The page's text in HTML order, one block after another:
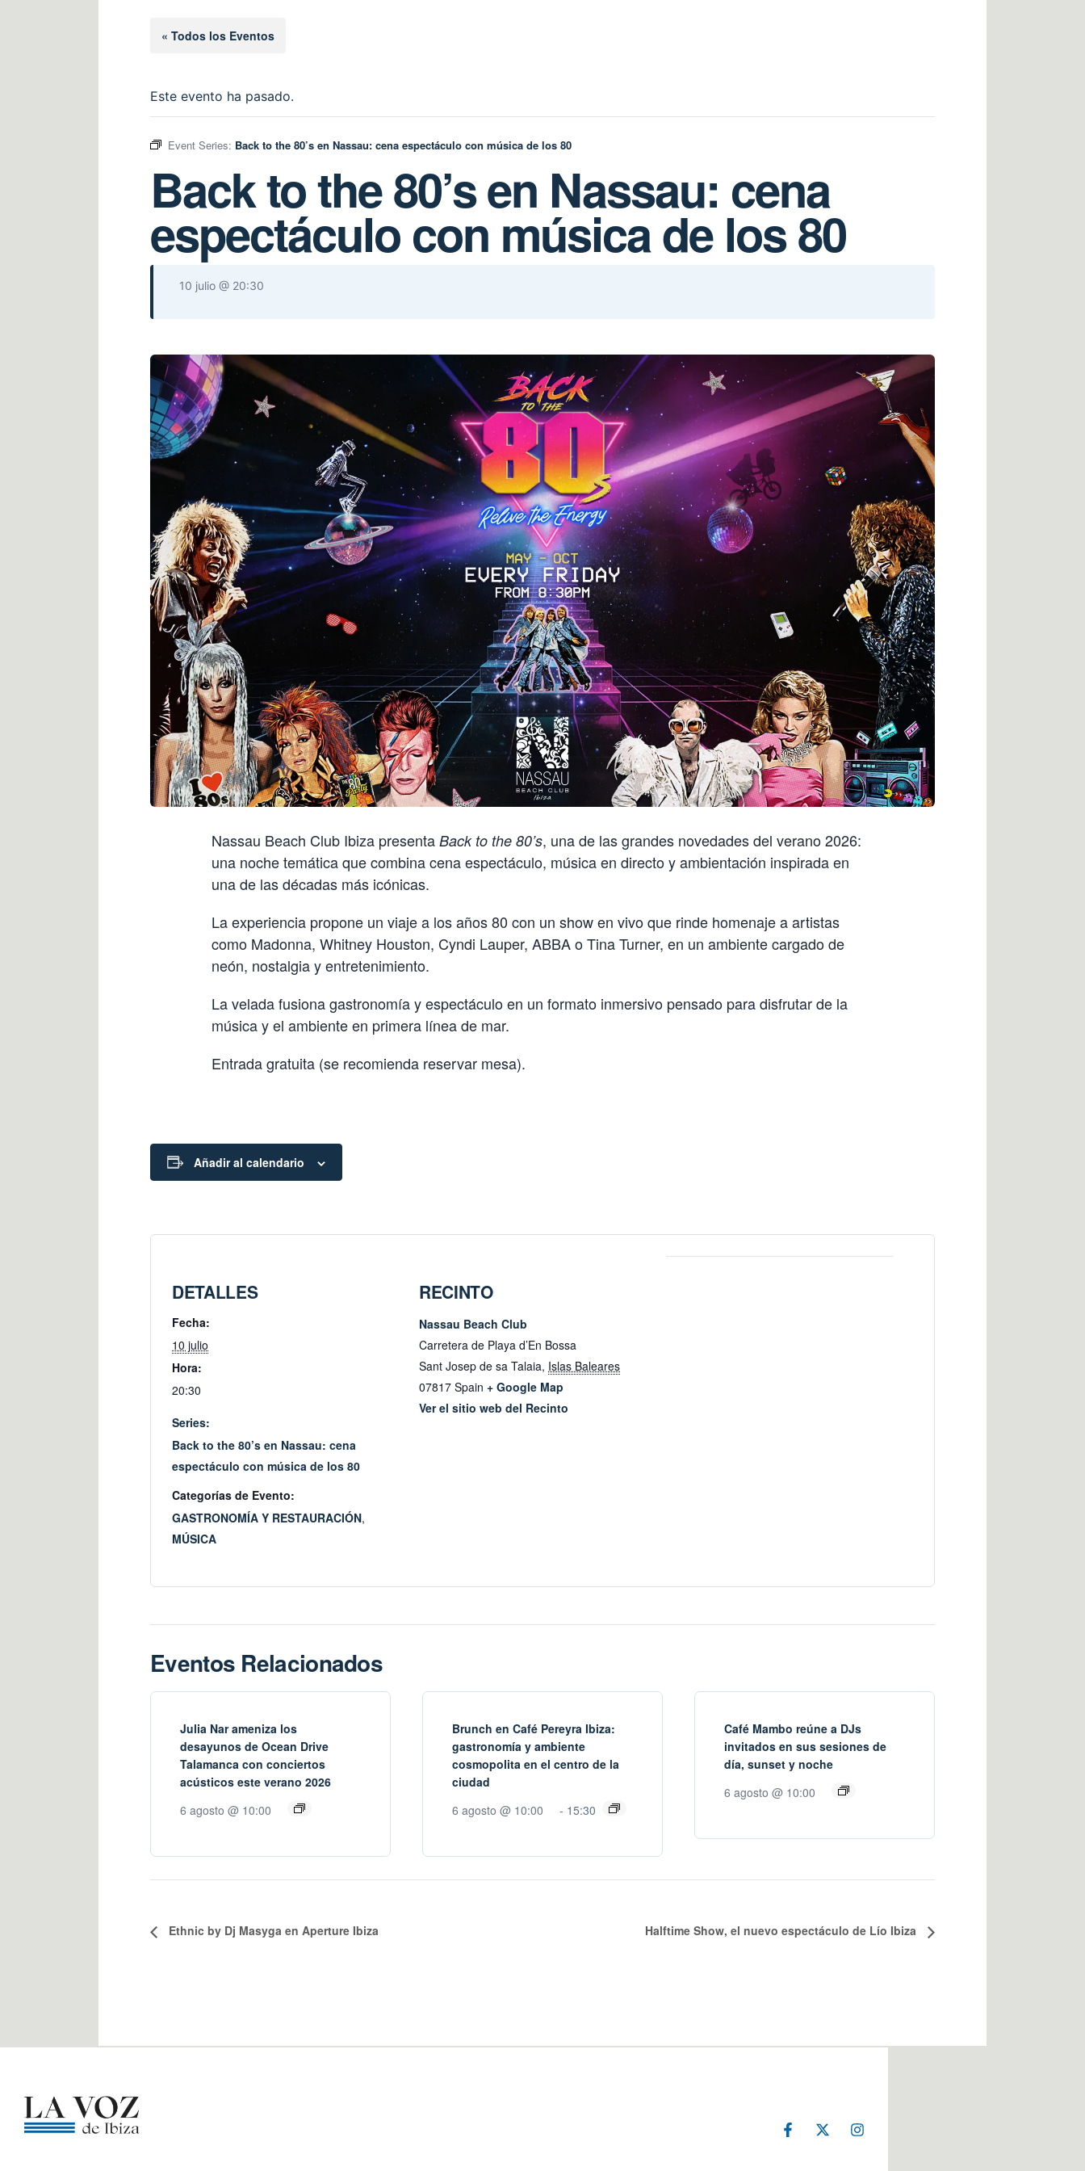
« Todos los Eventos
Este evento ha pasado.
Event Series: Back to the 80’s en Nassau: cena espectáculo con música de los 80
Back to the 80’s en Nassau: cena
espectáculo con música de los 80
10 julio @ 20:30
Nassau Beach Club Ibiza presenta Back to the 80’s, una de las grandes novedades del verano 2026:
una noche temática que combina cena espectáculo, música en directo y ambientación inspirada en
una de las décadas más icónicas.
La experiencia propone un viaje a los años 80 con un show en vivo que rinde homenaje a artistas
como Madonna, Whitney Houston, Cyndi Lauper, ABBA o Tina Turner, en un ambiente cargado de
neón, nostalgia y entretenimiento.
La velada fusiona gastronomía y espectáculo en un formato inmersivo pensado para disfrutar de la
música y el ambiente en primera línea de mar.
Entrada gratuita (se recomienda reservar mesa).
Añadir al calendario
DETALLES
Fecha:
10 julio
Hora:
20:30
Series:
Back to the 80’s en Nassau: cena
espectáculo con música de los 80
Categorías de Evento:
GASTRONOMÍA Y RESTAURACIÓN,
MÚSICA
RECINTO
Nassau Beach Club
Carretera de Playa d’En Bossa
Sant Josep de sa Talaia, Islas Baleares
07817 Spain + Google Map
Ver el sitio web del Recinto
Eventos Relacionados
Julia Nar ameniza los
desayunos de Ocean Drive
Talamanca con conciertos
acústicos este verano 2026
6 agosto @ 10:00
Brunch en Café Pereyra Ibiza:
gastronomía y ambiente
cosmopolita en el centro de la
ciudad
6 agosto @ 10:00
- 15:30
Café Mambo reúne a DJs
invitados en sus sesiones de
día, sunset y noche
6 agosto @ 10:00
Ethnic by Dj Masyga en Aperture Ibiza Halftime Show, el nuevo espectáculo de Lío Ibiza
F
a
X
-
I
n